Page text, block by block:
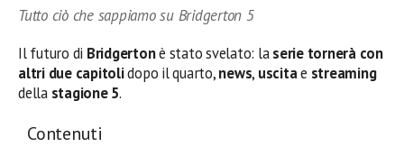
Tutto ciò che sappiamo su Bridgerton 5
Il futuro di Bridgertonè stato svelato: laserie tornerà con
altri due capitolidopo il quarto,news, uscitae streaming
della stagione 5.
Contenuti